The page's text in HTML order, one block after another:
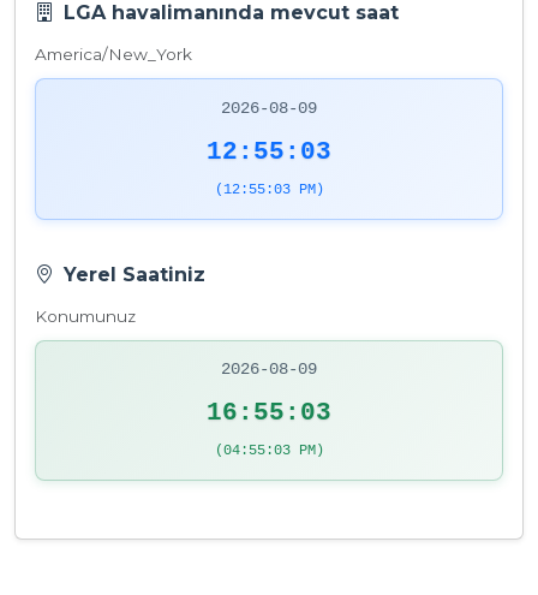
LGA havalimanında mevcut saat
America/New_York
2026-08-09
12:55:04
(12:55:04 PM)
Yerel Saatiniz
Konumunuz
2026-08-09
16:55:04
(04:55:04 PM)